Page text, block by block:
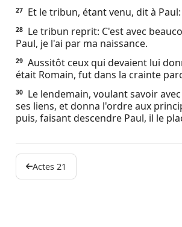
27 Et le tribun, étant venu, dit à
28
Le tribun reprit: C'est avec
Paul, je l'ai par ma naissance.
29 Aussitôt ceux qui devaient lui
était Romain, fut dans la crainte
30
Le lendemain, voulant savoir
ses liens, et donna l'ordre aux
puis, faisant descendre Paul, il le
Actes 21